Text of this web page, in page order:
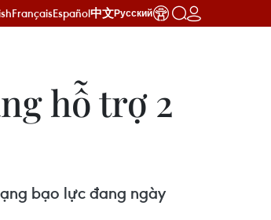
FrançaisEspañol中文Русский
hỗ trợ 2
bạo lực đang ngày